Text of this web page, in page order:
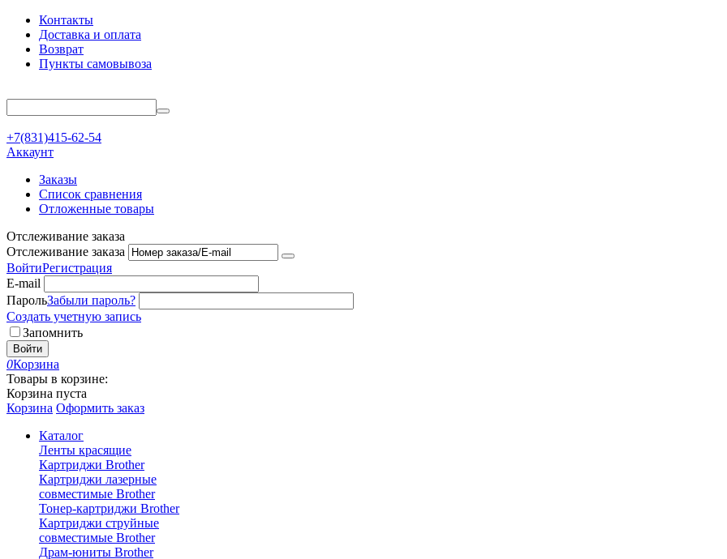
Контакты
Доставка и оплата
Возврат
Пункты самовывоза
+7(831)415-62-54
Аккаунт
Заказы
Список сравнения
Отложенные товары
Отслеживание заказа
Отслеживание заказа
ВойтиРегистрация
E-mail
ПарольЗабыли пароль?
Создать учетную запись
Запомнить
Войти
0Корзина
Товары в корзине:
Корзина пуста
Корзина Оформить заказ
Каталог
Ленты красящие
Картриджи Brother
Картриджи лазерные
совместимые Brother
Тонер-картриджи Brother
Картриджи струйные
совместимые Brother
Драм-юниты Brother